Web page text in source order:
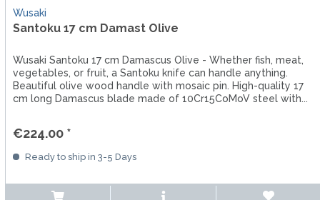
Wusaki
Santoku 17 cm Damast Olive
Wusaki Santoku 17 cm Damascus Olive - Whether fish, meat,
vegetables, or fruit, a Santoku knife can handle anything.
Beautiful olive wood handle with mosaic pin. High-quality 17
cm long Damascus blade made of 10Cr15CoMoV steel with...
€224.00 *
Ready to ship in 3-5 Days